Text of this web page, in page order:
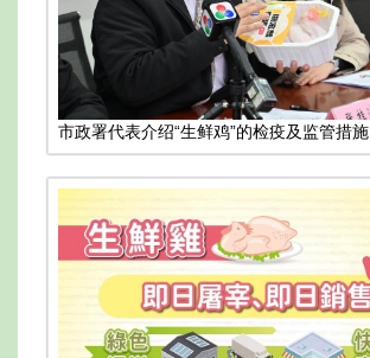
市政署代表介绍“生鲜鸡”的检疫及监管措施